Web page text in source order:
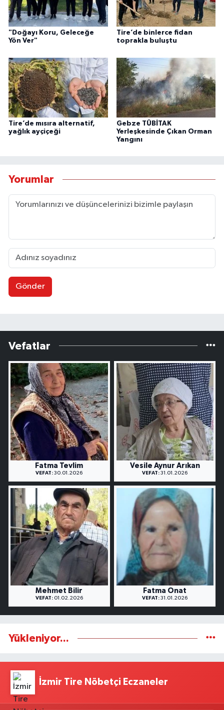
"Doğayı Koru, Geleceğe
Yön Ver"
Tire’de binlerce fidan
toprakla buluştu
Tire’de mısıra alternatif,
yağlık ayçiçeği
Gebze TÜBİTAK
Yerleşkesinde Çıkan Orman
Yangını
Yorumlar
Gönder
Vefatlar
Fatma Tevlim
VEFAT: 30.01.2026
Vesile Aynur Arıkan
VEFAT: 31.01.2026
Mehmet Bilir
VEFAT:01.02.2026
Fatma Onat
VEFAT: 31.01.2026
Yükleniyor...
İzmir Tire Nöbetçi Eczaneler